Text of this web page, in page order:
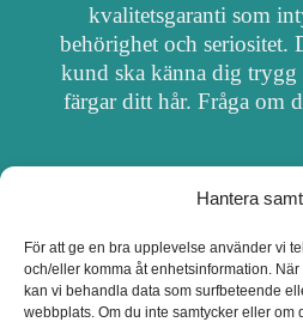
Hantera
För att ge en bra upplevelse använder vi
och/eller komma åt enhetsinformation.
kan vi behandla data som surfbeteende
webbplats. Om du inte samtycker eller om
kvalitetsgaranti som
behörighet och seriositet.
kund ska känna dig
färgar ditt hår. Fråga om
OM
UPPDATERA